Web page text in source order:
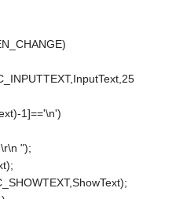
1]=='\n')
");